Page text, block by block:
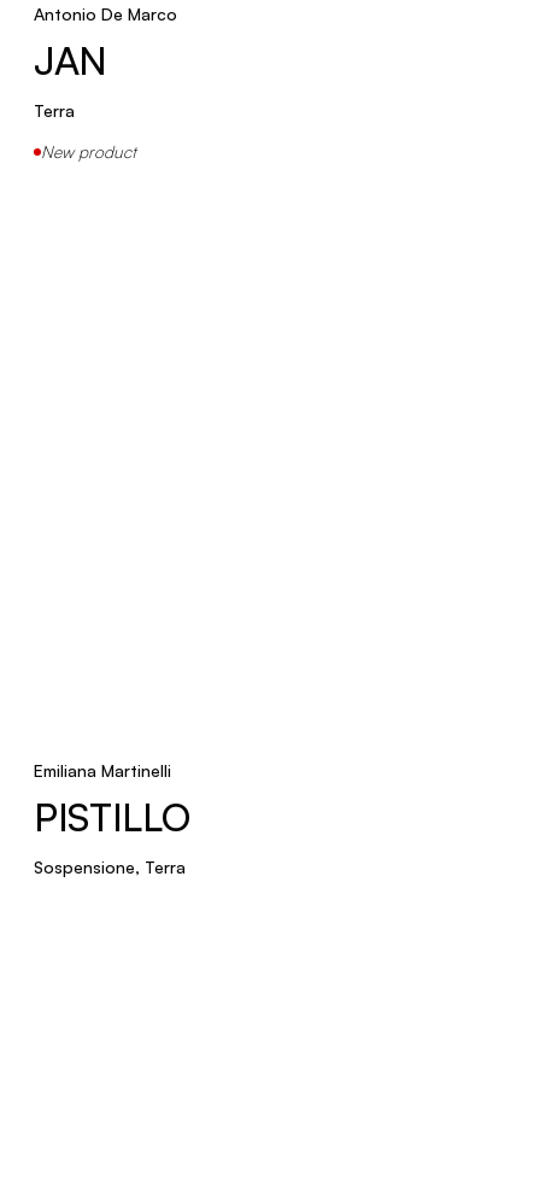
Antonio De Marco
JAN
Terra
New product
Emiliana Martinelli
PISTILLO
Sospensione, Terra